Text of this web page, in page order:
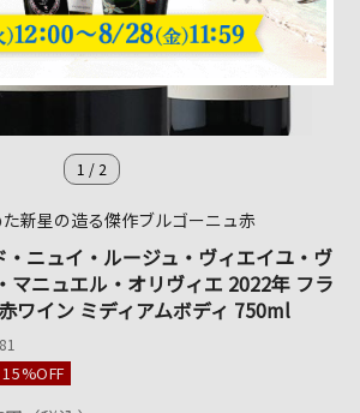
1 / 2
新星の造る傑作ブルゴーニュ赤
ニュイ・ルージュ・ヴィエイユ・ヴ
マニュエル・オリヴィエ 2022年 フラ
ワイン ミディアムボディ 750ml
15%OFF